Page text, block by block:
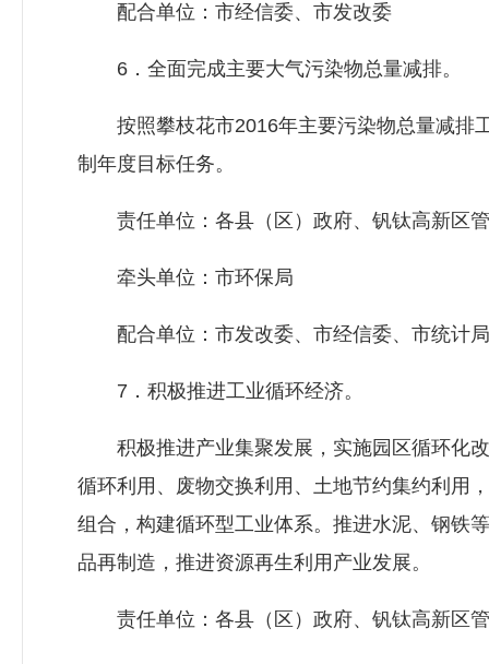
配合单位：市经信委、市发改委
6．全面完成主要大气污染物总量减排。
按照攀枝花市2016年主要污染物总量减排
制年度目标任务。
责任单位：各县（区）政府、钒钛高新区管
牵头单位：市环保局
配合单位：市发改委、市经信委、市统计
7．积极推进工业循环经济。
积极推进产业集聚发展，实施园区循环化改
循环利用、废物交换利用、土地节约集约利用
组合，构建循环型工业体系。推进水泥、钢铁
品再制造，推进资源再生利用产业发展。
责任单位：各县（区）政府、钒钛高新区管